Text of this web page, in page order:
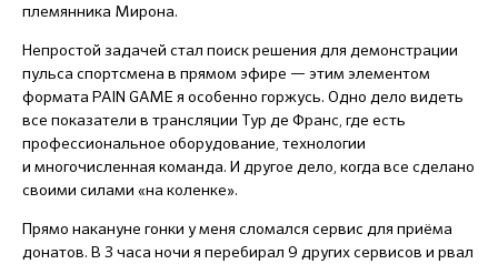
племянника Мирона.
Непростой задачей стал поиск решения для демонстрации
пульса спортсмена в прямом эфире — этим элементом
формата PAIN GAME я особенно горжусь. Одно дело видеть
все показатели в трансляции Тур де Франс, где есть
профессиональное оборудование, технологии
и многочисленная команда. И другое дело, когда все сделано
своими силами «на коленке».
Прямо накануне гонки у меня сломался сервис для приёма
донатов. В 3 часа ночи я перебирал 9 других сервисов и рвал